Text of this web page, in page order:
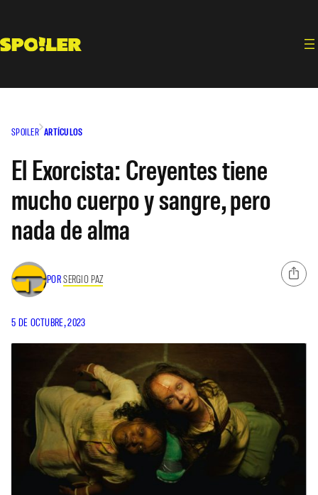
contenido
SPOILER ARTÍCULOS
El Exorcista: Creyentes tiene
mucho cuerpo y sangre, pero
nada de alma
PORSERGIO PAZ
5 DE OCTUBRE, 2023